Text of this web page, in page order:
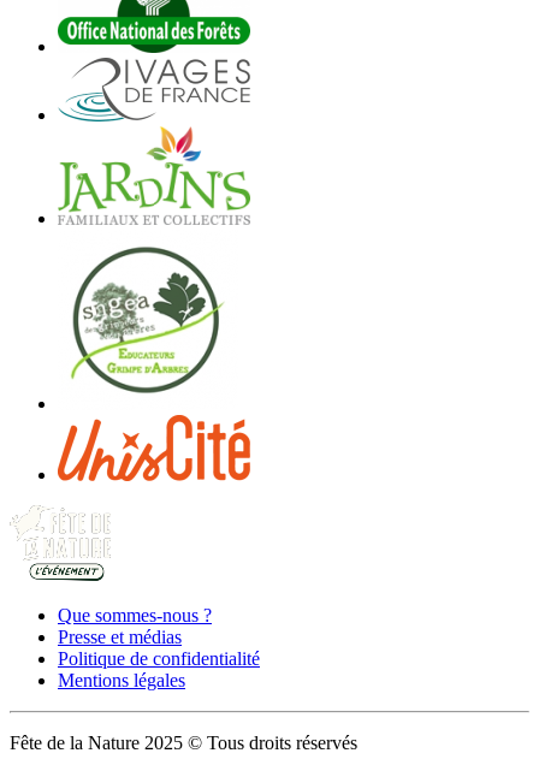
Que sommes-nous ?
Presse et médias
Politique de confidentialité
Mentions légales
Fête de la Nature 2025 © Tous droits réservés